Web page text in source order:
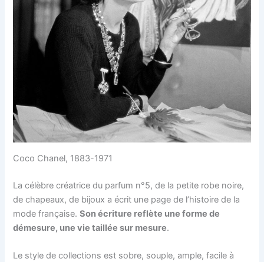
Coco Chanel, 1883-1971
La célèbre créatrice du parfum n°5, de la petite robe noire,
de chapeaux, de bijoux a écrit une page de l’histoire de la
mode française.Son écriture reflète une forme de
démesure, une vie taillée sur mesure.
Le style de collections est sobre, souple, ample, facile à